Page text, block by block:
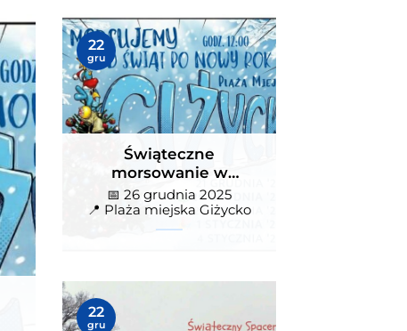
Świąteczne morsowanie w
Giżycku. Terminy, miejsce i
godzina
📅 26 grudnia 2025
📍 Plaża miejska Giżycko
">
Świąteczne
morsowanie w
Giżycku. Terminy,
miejsce i godzina
📅 26 grudnia 2025
📍 Plaża miejska Giżycko
22
gru
Świąteczny spacer w Puszczy
Boreckiej. Zimowa wędrówka
22
gru